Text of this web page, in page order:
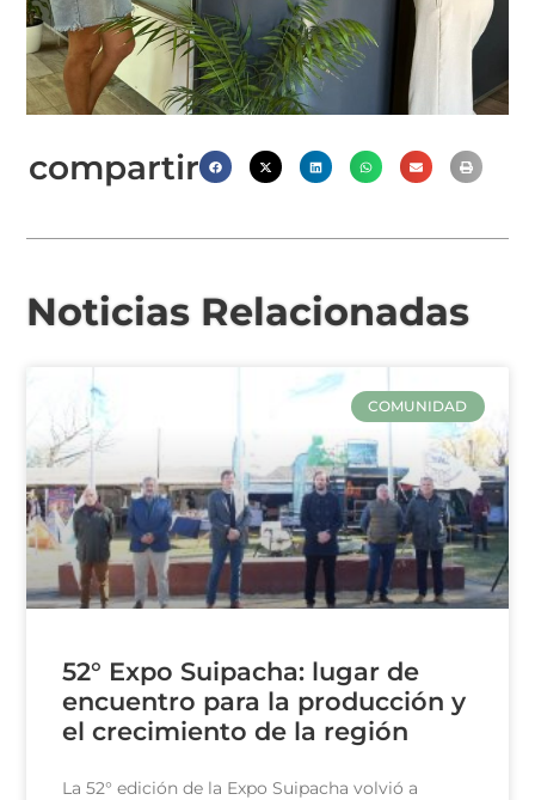
compartir
Noticias Relacionadas
COMUNIDAD
52° Expo Suipacha: lugar de
encuentro para la producción y
el crecimiento de la región
La 52° edición de la Expo Suipacha volvió a